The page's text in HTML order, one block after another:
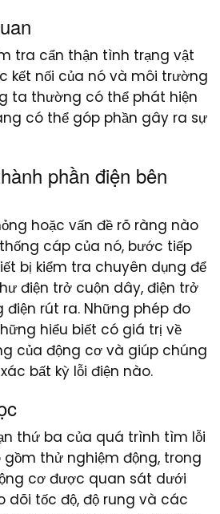
tra cẩn thận tình trạng vật
kết nối của nó và môi trường
ta thường có thể phát hiện
có thể góp phần gây ra sự
phần điện bên
hoặc vấn đề rõ ràng nào
cáp của nó, bước tiếp
bị kiểm tra chuyên dụng để
điện trở cuộn dây, điện trở
rút ra. Những phép đo
hiểu biết có giá trị về
của động cơ và giúp chúng
bất kỳ lỗi điện nào.
thứ ba của quá trình tìm lỗi
thử nghiệm động, trong
cơ được quan sát dưới
dõi tốc độ, độ rung và các